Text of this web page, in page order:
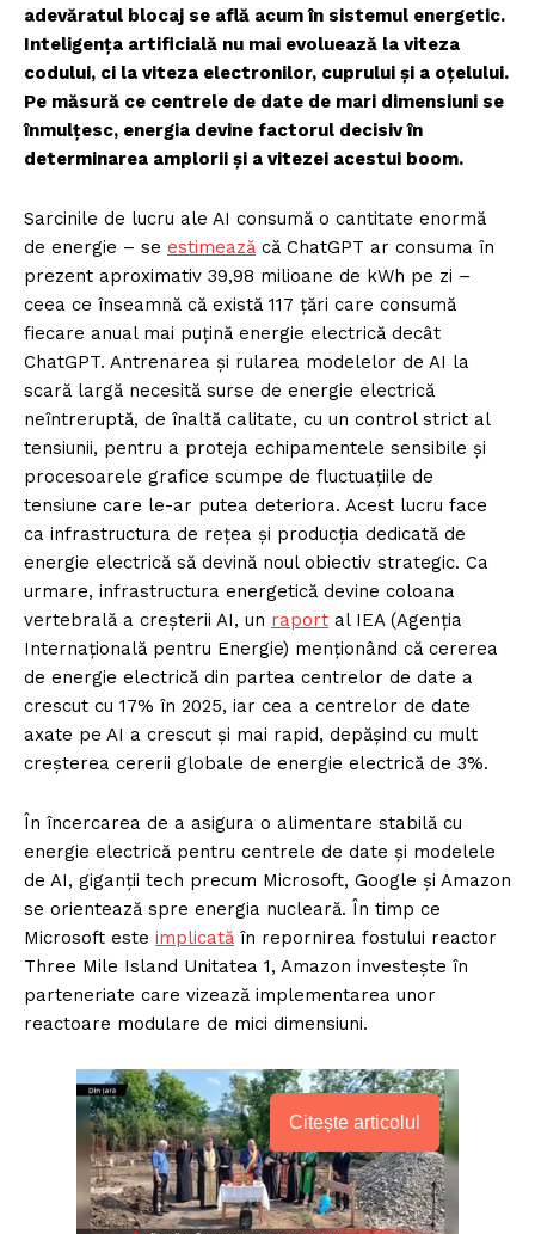
adevăratul blocaj se află acum în sistemul energetic.
Inteligența artificială nu mai evoluează la viteza
codului, ci la viteza electronilor, cuprului și a oțelului.
Pe măsură ce centrele de date de mari dimensiuni se
înmulțesc, energia devine factorul decisiv în
determinarea amplorii și a vitezei acestui boom.
Sarcinile de lucru ale AI consumă o cantitate enormă
de energie – se estimează că ChatGPT ar consuma în
prezent aproximativ 39,98 milioane de kWh pe zi –
ceea ce înseamnă că există 117 țări care consumă
fiecare anual mai puțină energie electrică decât
ChatGPT. Antrenarea și rularea modelelor de AI la
scară largă necesită surse de energie electrică
neîntreruptă, de înaltă calitate, cu un control strict al
tensiunii, pentru a proteja echipamentele sensibile și
procesoarele grafice scumpe de fluctuațiile de
tensiune care le-ar putea deteriora. Acest lucru face
ca infrastructura de rețea și producția dedicată de
energie electrică să devină noul obiectiv strategic. Ca
urmare, infrastructura energetică devine coloana
vertebrală a creșterii AI, un raport al IEA (Agenția
Internațională pentru Energie) menționând că cererea
de energie electrică din partea centrelor de date a
crescut cu 17% în 2025, iar cea a centrelor de date
axate pe AI a crescut și mai rapid, depășind cu mult
creșterea cererii globale de energie electrică de 3%.
În încercarea de a asigura o alimentare stabilă cu
energie electrică pentru centrele de date și modelele
de AI, giganții tech precum Microsoft, Google și Amazon
se orientează spre energia nucleară. În timp ce
Microsoft este implicată în repornirea fostului reactor
Three Mile Island Unitatea 1, Amazon investește în
parteneriate care vizează implementarea unor
reactoare modulare de mici dimensiuni.
Citește articolul